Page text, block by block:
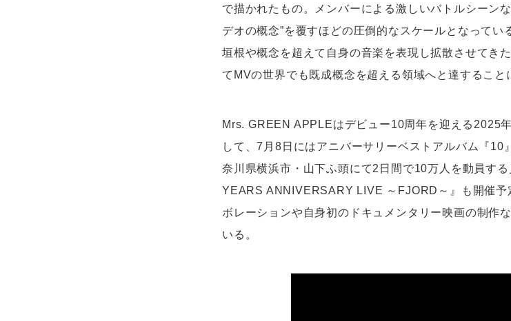
で描かれたもの。メンバーによる激しいバトルシーン
デオの概念”を覆すほどの圧倒的なスケールとなって
垣根や概念を超えて自身の音楽を表現し拡散させてき
てMVの世界でも既成概念を超える領域へと達すること
Mrs. GREEN APPLEはデビュー10周年を迎える2025
して、7月8日にはアニバーサリーベストアルバム『10
奈川県横浜市・山下ふ頭にて2日間で10万人を動員す
YEARS ANNIVERSARY LIVE ～FJORD～』も開催予
ボレーションや自身初のドキュメンタリー映画の制作
いる。